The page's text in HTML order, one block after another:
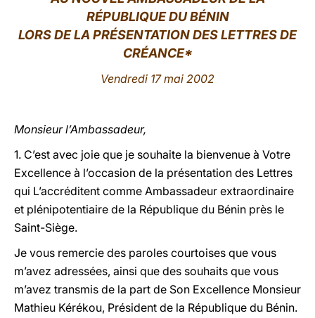
RÉPUBLIQUE DU BÉNIN
LORS DE LA PRÉSENTATION DES LETTRES DE
CRÉANCE*
Vendredi 17 mai 2002
Monsieur l’Ambassadeur,
1. C’est avec joie que je souhaite la bienvenue à Votre
Excellence à l’occasion de la présentation des Lettres
qui L’accréditent comme Ambassadeur extraordinaire
et plénipotentiaire de la République du Bénin près le
Saint-Siège.
Je vous remercie des paroles courtoises que vous
m’avez adressées, ainsi que des souhaits que vous
m’avez transmis de la part de Son Excellence Monsieur
Mathieu Kérékou, Président de la République du Bénin.